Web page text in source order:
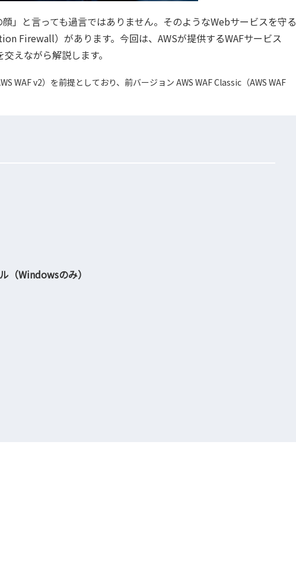
」と言っても過言ではありません。そのようなWebサービスを守る
Firewall）があります。今回は、AWSが提供するWAFサービス
えながら解説します。
WAF v2）を前提としており、前バージョン AWS WAF Classic（AWS WAF
（Windowsのみ）